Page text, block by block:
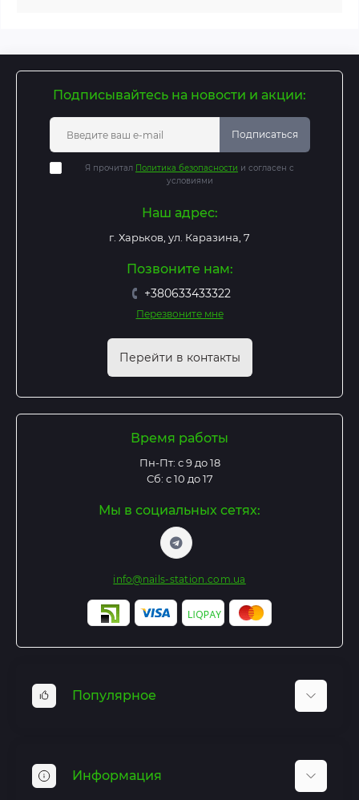
Подписывайтесь на новости и акции:
Подписаться
Я прочитал Политика безопасности и согласен с
условиями
Наш адрес:
г. Харьков, ул. Каразина, 7
Позвоните нам:
+380633433322
Перезвоните мне
Перейти в контакты
Время работы
Пн-Пт: с 9 до 18
Сб: с 10 до 17
Мы в социальных сетях:
info@nails-station.com.ua
Популярное
Гель лаки
Гель для наращивания
Информация